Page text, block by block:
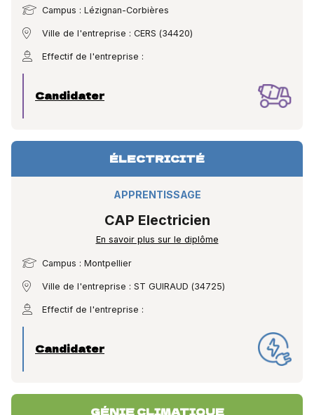
Campus : Lézignan-Corbières
Ville de l'entreprise : CERS (34420)
Effectif de l'entreprise :
Candidater
ÉLECTRICITÉ
APPRENTISSAGE
CAP Electricien
En savoir plus sur le diplôme
Campus : Montpellier
Ville de l'entreprise : ST GUIRAUD (34725)
Effectif de l'entreprise :
Candidater
GÉNIE CLIMATIQUE